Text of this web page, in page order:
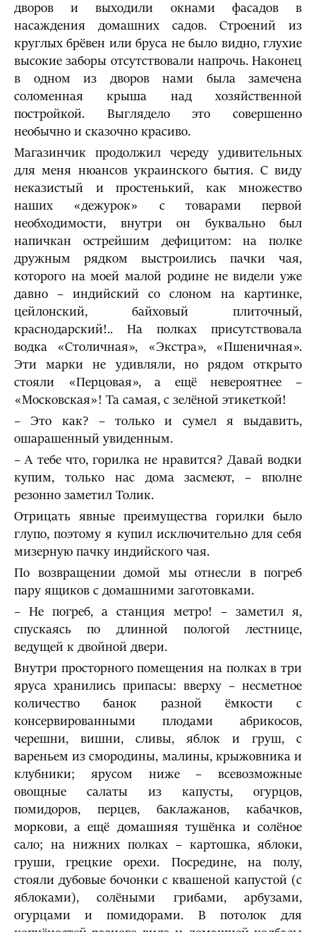
дворов и выходили окнами фасадов в
насаждения домашних садов. Строений из
круглых брёвен или бруса не было видно, глухие
высокие заборы отсутствовали напрочь. Наконец
в одном из дворов нами была замечена
соломенная крыша над хозяйственной
постройкой. Выглядело это совершенно
необычно и сказочно красиво.
Магазинчик продолжил череду удивительных
для меня нюансов украинского бытия. С виду
неказистый и простенький, как множество
наших «дежурок» с товарами первой
необходимости, внутри он буквально был
напичкан острейшим дефицитом: на полке
дружным рядком выстроились пачки чая,
которого на моей малой родине не видели уже
давно – индийский со слоном на картинке,
цейлонский, байховый плиточный,
краснодарский!.. На полках присутствовала
водка «Столичная», «Экстра», «Пшеничная».
Эти марки не удивляли, но рядом открыто
стояли «Перцовая», а ещё невероятнее –
«Московская»! Та самая, с зелёной этикеткой!
– Это как? – только и сумел я выдавить,
ошарашенный увиденным.
– А тебе что, горилка не нравится? Давай водки
купим, только нас дома засмеют, – вполне
резонно заметил Толик.
Отрицать явные преимущества горилки было
глупо, поэтому я купил исключительно для себя
мизерную пачку индийского чая.
По возвращении домой мы отнесли в погреб
пару ящиков с домашними заготовками.
– Не погреб, а станция метро! – заметил я,
спускаясь по длинной пологой лестнице,
ведущей к двойной двери.
Внутри просторного помещения на полках в три
яруса хранились припасы: вверху – несметное
количество банок разной ёмкости с
консервированными плодами абрикосов,
черешни, вишни, сливы, яблок и груш, с
вареньем из смородины, малины, крыжовника и
клубники; ярусом ниже – всевозможные
овощные салаты из капусты, огурцов,
помидоров, перцев, баклажанов, кабачков,
моркови, а ещё домашняя тушёнка и солёное
сало; на нижних полках – картошка, яблоки,
груши, грецкие орехи. Посредине, на полу,
стояли дубовые бочонки с квашеной капустой (с
яблоками), солёными грибами, арбузами,
огурцами и помидорами. В потолок для